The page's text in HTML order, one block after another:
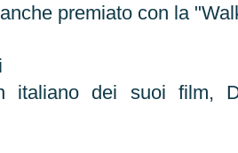
premiato con la
italiano dei suoi film,